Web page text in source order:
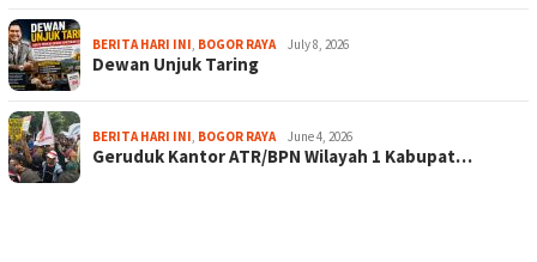
BERITA HARI INI, BOGOR RAYA July 8, 2026
Dewan Unjuk Taring
BERITA HARI INI, BOGOR RAYA June 4, 2026
Geruduk Kantor ATR/BPN Wilayah 1 Kabupat…